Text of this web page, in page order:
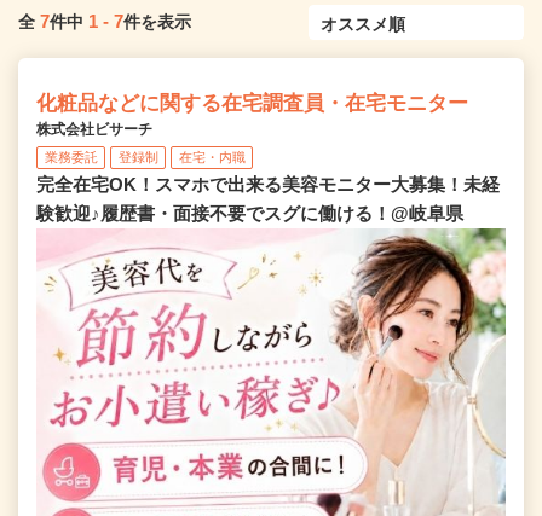
全 7件中 1 - 7件を表示
化粧品などに関する在宅調査員・在宅モニター
株式会社ビサーチ
業務委託 登録制 在宅・内職
完全在宅OK！スマホで出来る美容モニター大募集！未経
験歓迎♪履歴書・面接不要でスグに働ける！@岐阜県